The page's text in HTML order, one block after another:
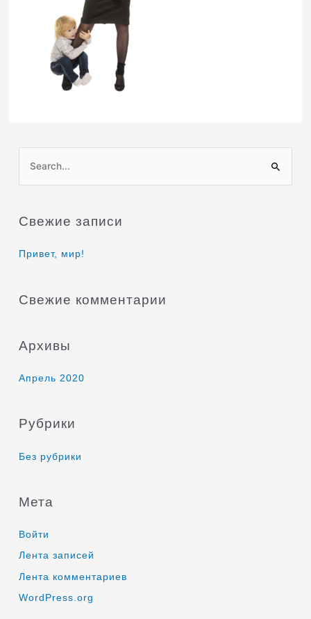
о
с
Свежие записи
Привет, мир!
Свежие комментарии
Архивы
Апрель 2020
Рубрики
Без рубрики
Мета
Войти
Лента записей
Лента комментариев
WordPress.org